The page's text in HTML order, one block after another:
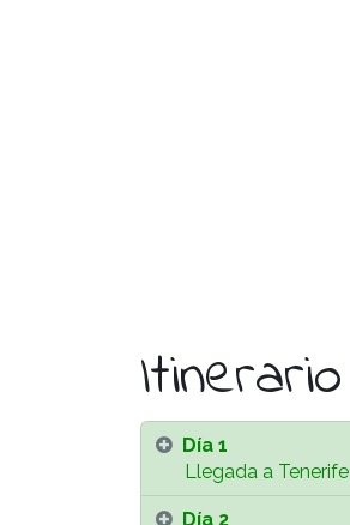
Itinerario
Día 1
Llegada a Tenerife
Día 2